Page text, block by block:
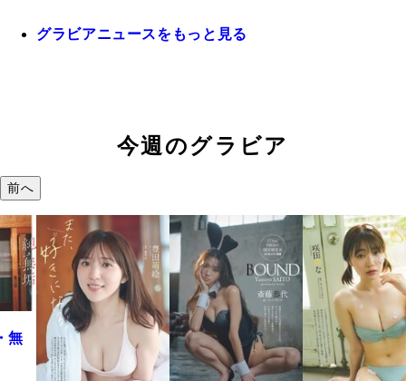
グラビアニュースをもっと見る
今週のグラビア
前へ